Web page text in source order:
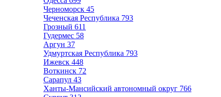
Черноморск 45
Чеченская Республика 793
Грозный 611
Гудермес 58
Аргун 37
Удмуртская Республика 793
Ижевск 448
Воткинск 72
Сарапул 43
Ханты-Мансийский автономный округ 766